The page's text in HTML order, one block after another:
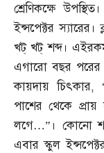
শ্রেণিকক্ষে
ইন্সপেক্টর
খট্‌ খট্‌ শব্দ।
এগারো বছর
কায়দায় চিৎকার,
পাশের থেকে
লগে…” । কোনো
এবার স্কুল